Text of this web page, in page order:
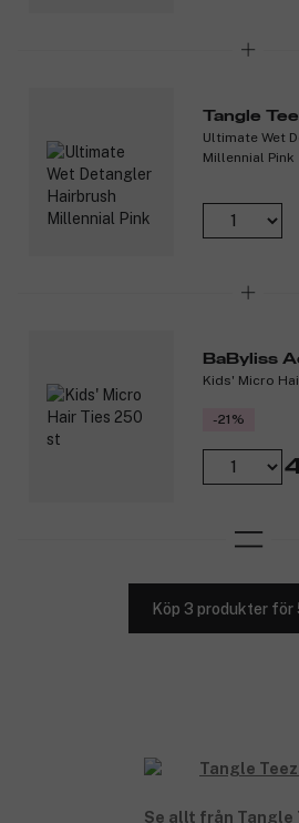
Tangle
Ultimate Wet
Millennial Pink
BaByliss
Kids' Micro
-21%
Köp 3 produkter för
Se allt från Tangle